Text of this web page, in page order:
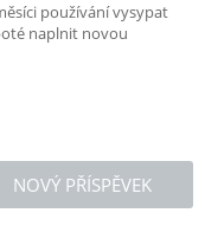
používání vysypat
naplnit novou
NOVÝ PŘÍSPĚVEK